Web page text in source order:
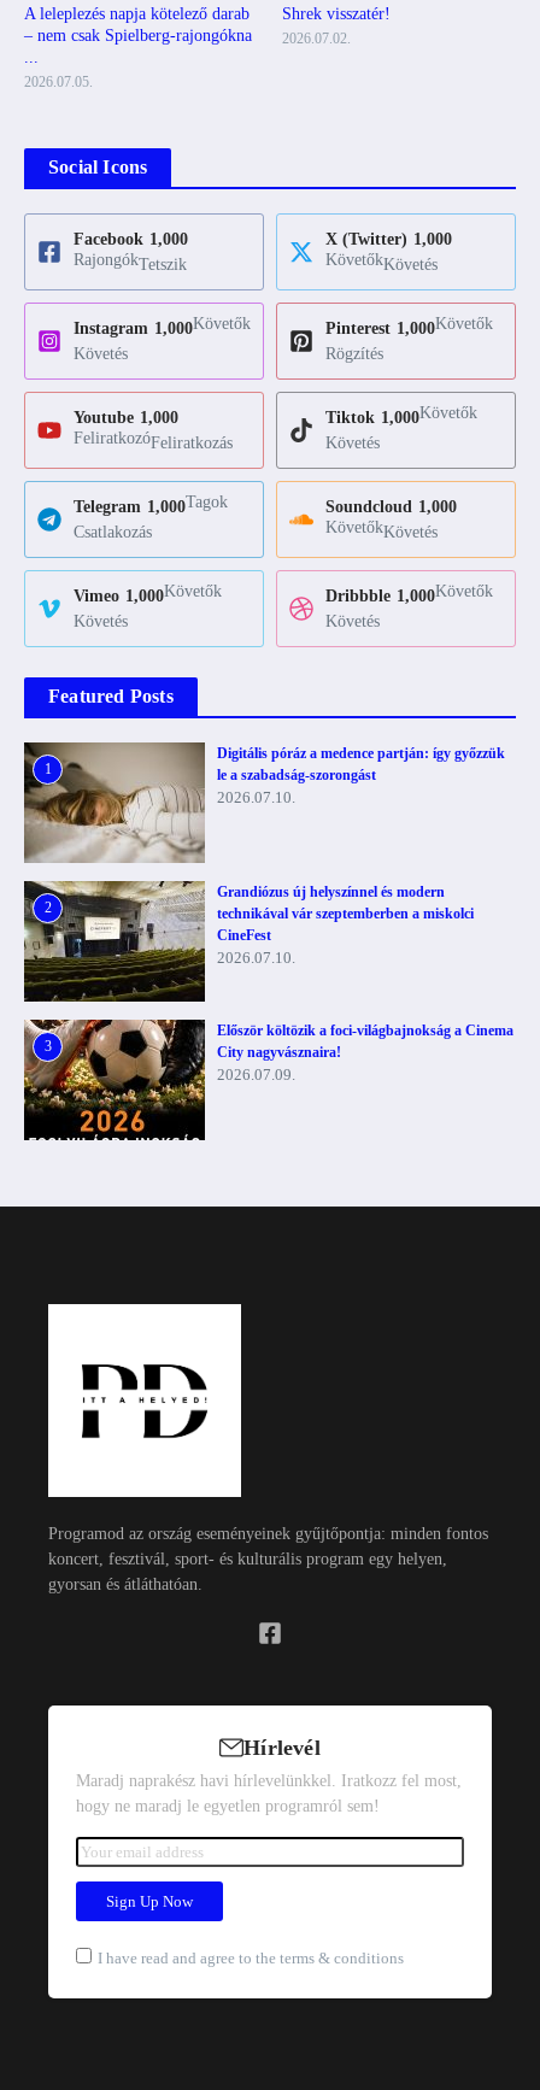
A leleplezés napja kötelező darab
– nem csak Spielberg-rajongókna
2026.07.05.
Shrek visszatér!
2026.07.02.
Social Icons
Facebook 1,000
RajongókTetszik
X (Twitter) 1,000
KövetőkKövetés
Instagram 1,000Követők
Követés
Pinterest 1,000Követők
Rögzítés
Youtube 1,000
FeliratkozóFeliratkozás
Tiktok 1,000Követők
Követés
Telegram 1,000Tagok
Csatlakozás
Soundcloud 1,000
KövetőkKövetés
Vimeo 1,000Követők
Követés
Dribbble 1,000Követők
Követés
Featured Posts
1
Digitális póráz a medence partján: így győzzük
le a szabadság-szorongást
2026.07.10.
2
Grandiózus új helyszínnel és modern
technikával vár szeptemberben a miskolci
CineFest
2026.07.10.
3
Először költözik a foci-világbajnokság a Cinema
City nagyvásznaira!
2026.07.09.
Programod az ország eseményeinek gyűjtőpontja: minden fontos
koncert, fesztivál, sport- és kulturális program egy helyen,
gyorsan és átláthatóan.
Hírlevél
Maradj naprakész havi hírlevelünkkel. Iratkozz fel most,
hogy ne maradj le egyetlen programról sem!
I have read and agree to the terms & conditions